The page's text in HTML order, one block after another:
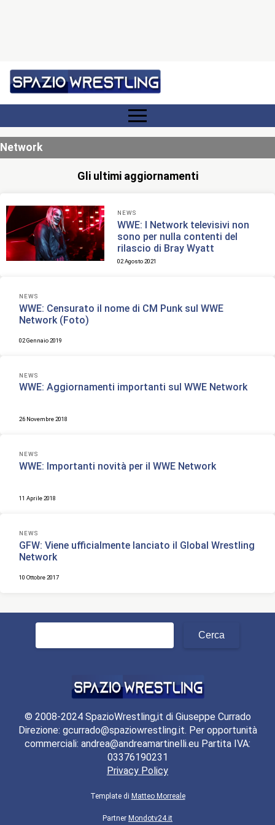
Network
Gli ultimi aggiornamenti
NEWS
WWE: I Network televisivi non
sono per nulla contenti del
rilascio di Bray Wyatt
02 Agosto 2021
NEWS
WWE: Censurato il nome di CM Punk sul WWE
Network (Foto)
02 Gennaio 2019
NEWS
WWE: Aggiornamenti importanti sul WWE Network
26 Novembre 2018
NEWS
WWE: Importanti novità per il WWE Network
11 Aprile 2018
NEWS
GFW: Viene ufficialmente lanciato il Global Wrestling
Network
10 Ottobre 2017
Ricerca
© 2008-2024 SpazioWrestling,it di Giuseppe Currado
Direzione: gcurrado@spaziowrestling.it. Per opportunità
commerciali: andrea@andreamartinelli.eu Partita IVA:
03376190231
Privacy Policy
Template di Matteo Morreale
Partner Mondotv24.it